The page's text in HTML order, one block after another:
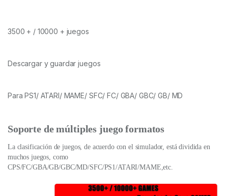
3500 + / 10000 + juegos
Descargar y guardar juegos
Para PS1/ ATARI/ MAME/ SFC/ FC/ GBA/ GBC/ GB/ MD
Soporte de múltiples juego formatos
La clasificación de juegos, de acuerdo con el simulador, está dividida en
muchos juegos, como
CPS/FC/GBA/GB/GBC/MD/SFC/PS1/ATARI/MAME,etc.